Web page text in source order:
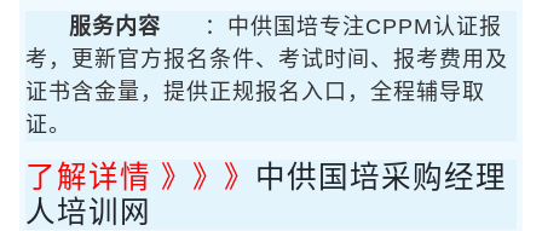
服务内容
：中供国培专注CPPM认证报
考，更新官方报名条件、考试时间、报考费用及
证书含金量，提供正规报名入口，全程辅导取
证。
了解详情 》》》 中供国培采购经理
人培训网